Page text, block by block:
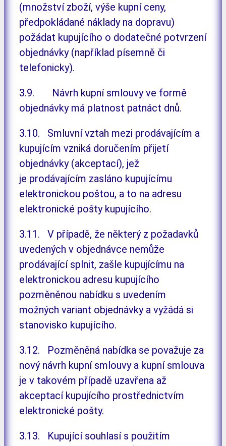
(množství zboží, výše kupní ceny,
předpokládané náklady na dopravu)
požádat kupujícího o dodatečné potvrzení
objednávky (například písemně či
telefonicky).
3.9. Návrh kupní smlouvy ve formě
objednávky má platnost patnáct dnů.
3.10. Smluvní vztah mezi prodávajícím a
kupujícím vzniká doručením přijetí
objednávky (akceptací), jež
je prodávajícím zasláno kupujícímu
elektronickou poštou, a to na adresu
elektronické pošty kupujícího.
3.11. V případě, že některý z požadavků
uvedených v objednávce nemůže
prodávající splnit, zašle kupujícímu na
elektronickou adresu kupujícího
pozměněnou nabídku s uvedením
možných variant objednávky a vyžádá si
stanovisko kupujícího.
3.12. Pozměněná nabídka se považuje za
nový návrh kupní smlouvy a kupní smlouva
je v takovém případě uzavřena až
akceptací kupujícího prostřednictvím
elektronické pošty.
3.13. Kupující souhlasí s použitím